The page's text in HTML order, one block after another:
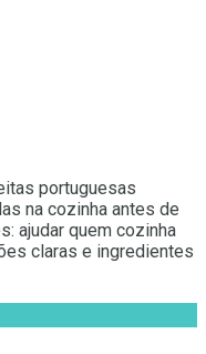
portuguesas
na cozinha antes de
ajudar quem cozinha
claras e ingredientes